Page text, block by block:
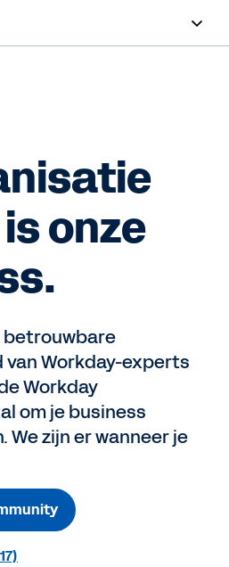
onze
betrouwbare
Workday-experts
Workday
om je business
zijn er wanneer je